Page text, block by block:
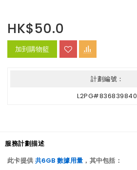
HK$50.0
加到購物籃
計劃編號：
L2PG#836839840
服務計劃描述
此卡提供 共6GB 數據用量 ，其中包括：